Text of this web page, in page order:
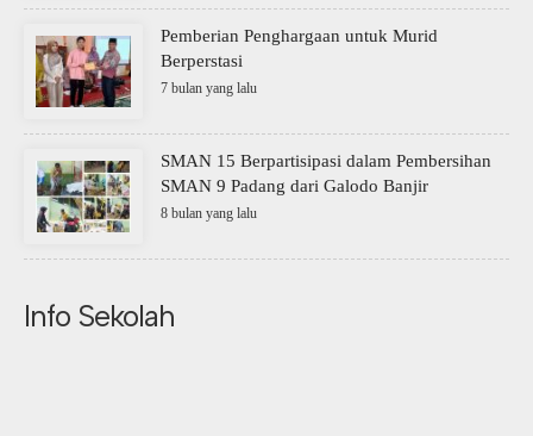
Pemberian Penghargaan untuk Murid
Berperstasi
7 bulan yang lalu
SMAN 15 Berpartisipasi dalam Pembersihan
SMAN 9 Padang dari Galodo Banjir
8 bulan yang lalu
Info Sekolah